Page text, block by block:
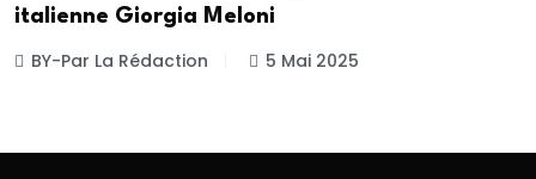
italienne Giorgia Meloni
BY-Par La Rédaction 5 Mai 2025